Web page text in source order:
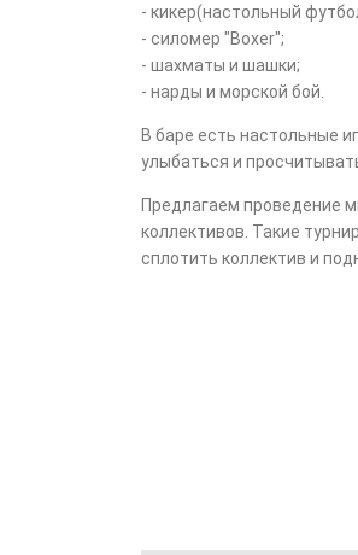
- кикер(настольный
- силомер "Boxer";
- шахматы и шашки;
- нарды и морской бой.
В баре есть настольные
улыбаться и
Предлагаем проведение
коллективов. Такие
сплотить коллектив и